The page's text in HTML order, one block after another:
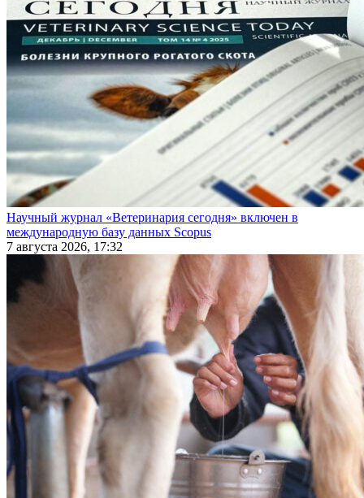
Научный журнал «Ветеринария сегодня» включен в
международную базу данных Scopus
7 августа 2026, 17:32